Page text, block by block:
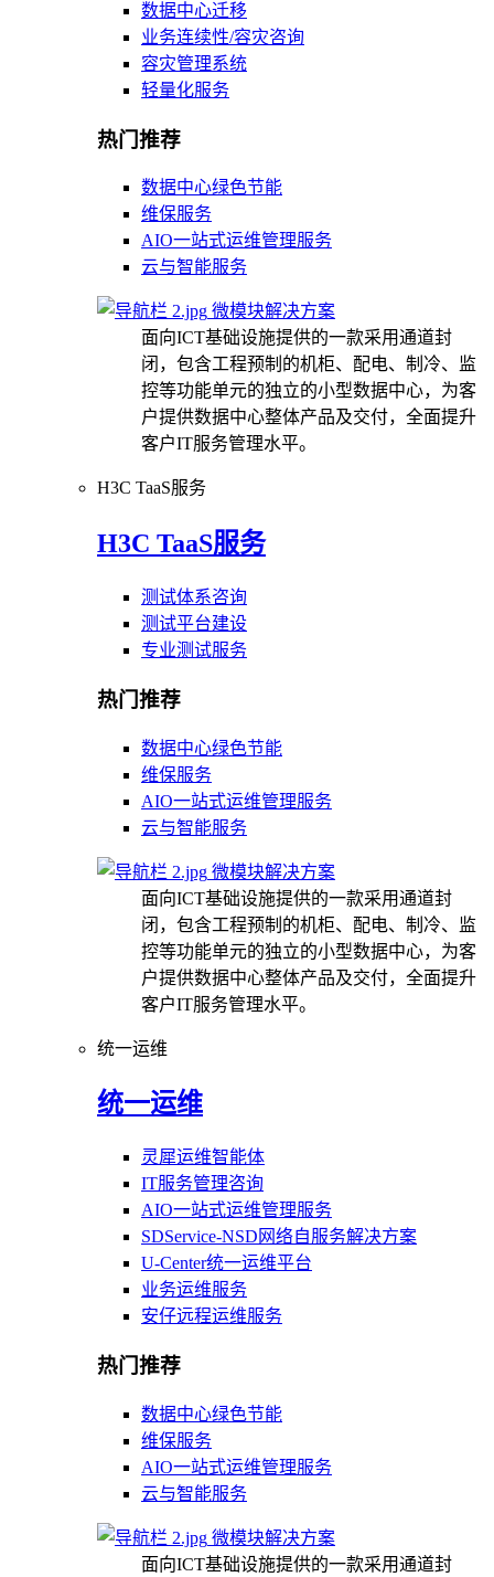
数据中心迁移
业务连续性/容灾咨询
容灾管理系统
轻量化服务
热门推荐
数据中心绿色节能
维保服务
AIO一站式运维管理服务
云与智能服务
微模块解决方案
面向ICT基础设施提供的一款采用通道封
闭，包含工程预制的机柜、配电、制冷、监
控等功能单元的独立的小型数据中心，为客
户提供数据中心整体产品及交付，全面提升
客户IT服务管理水平。
H3C TaaS服务
H3C TaaS服务
测试体系咨询
测试平台建设
专业测试服务
热门推荐
数据中心绿色节能
维保服务
AIO一站式运维管理服务
云与智能服务
微模块解决方案
面向ICT基础设施提供的一款采用通道封
闭，包含工程预制的机柜、配电、制冷、监
控等功能单元的独立的小型数据中心，为客
户提供数据中心整体产品及交付，全面提升
客户IT服务管理水平。
统一运维
统一运维
灵犀运维智能体
IT服务管理咨询
AIO一站式运维管理服务
SDService-NSD网络自服务解决方案
U-Center统一运维平台
业务运维服务
安仔远程运维服务
热门推荐
数据中心绿色节能
维保服务
AIO一站式运维管理服务
云与智能服务
微模块解决方案
面向ICT基础设施提供的一款采用通道封